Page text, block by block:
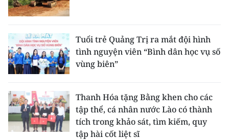
Tuổi trẻ Quảng Trị ra mắt đội hình
tình nguyện viên “Bình dân học vụ số
vùng biên”
Thanh Hóa tặng Bằng khen cho các
tập thể, cá nhân nước Lào có thành
tích trong khảo sát, tìm kiếm, quy
tập hài cốt liệt sĩ